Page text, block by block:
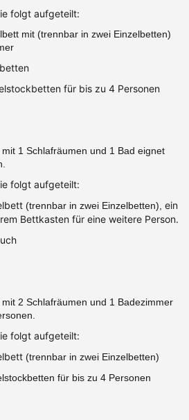
folgt aufgeteilt:
mit (trennbar in zwei Einzelbetten)
für bis zu 4 Personen
1 Schlafräumen und 1 Bad eignet
folgt aufgeteilt:
(trennbar in zwei Einzelbetten), ein
Bettkasten für eine weitere Person.
2 Schlafräumen und 1 Badezimmer
folgt aufgeteilt:
(trennbar in zwei Einzelbetten)
für bis zu 4 Personen